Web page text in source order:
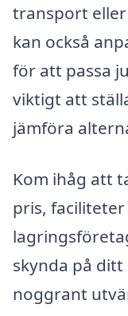
transport
kan också
för att passa
viktigt att
jämföra
Kom ihåg att
pris,
skynda på
noggrant